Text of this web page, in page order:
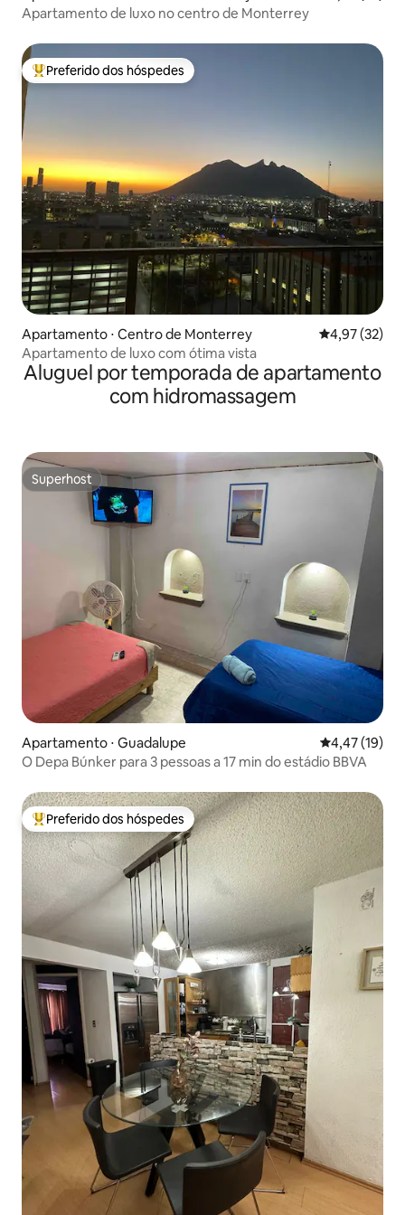
Apartamento de luxo no centro de Monterrey
Entre os melhores preferidos dos hóspedes
Preferido dos hóspedes
Apartamento ⋅ Centro de Monterrey 4,97 de uma
4,97 (32)
Apartamento de luxo com ótima vista
Aluguel por temporada de apartamento
com hidromassagem
Superhost
Superhost
Apartamento ⋅ Guadalupe 4,47 de uma
4,47 (19)
O Depa Búnker para 3 pessoas a 17 min do estádio BBVA
Entre os melhores preferidos dos hóspedes
Preferido dos hóspedes